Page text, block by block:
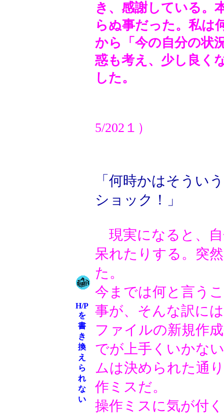
き、感謝している。
らぬ事だった。私は
から「今の自分の状
惑も考え、少し良く
した。
5/202１）
H/P
を
書
き
換
え
ら
れ
な
い
「何時かはそうい
ショック！」
現実になると、
呆れたりする。突
た。
今までは何と言う
事が、そんな訳に
ファイルの新規作
でが上手くいかな
ムは決められた通
作ミスだ。
操作ミスに気が付